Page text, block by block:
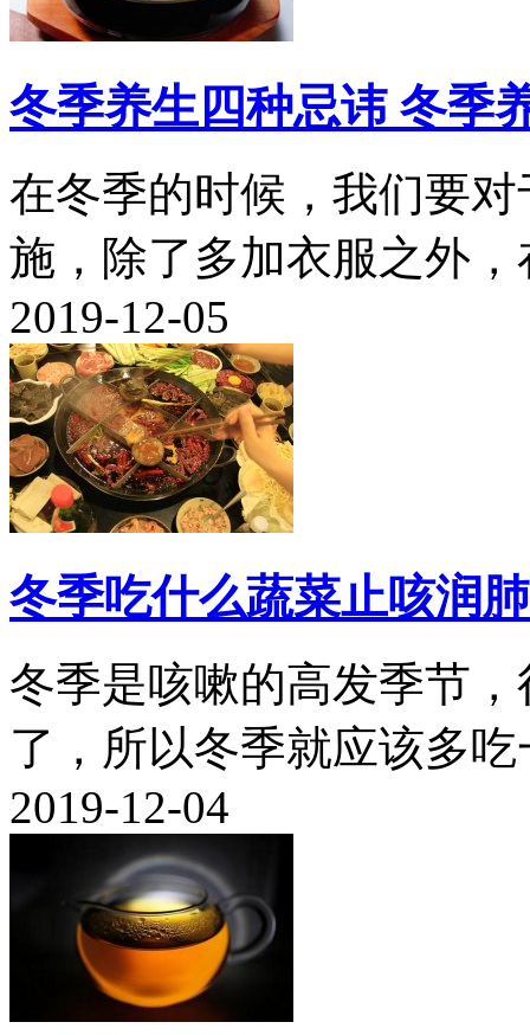
冬季养生四种忌讳 冬季
在冬季的时候，我们要
施，除了多加衣服之外
2019-12-05
冬季吃什么蔬菜止咳润
冬季是咳嗽的高发季节
了，所以冬季就应该多
2019-12-04